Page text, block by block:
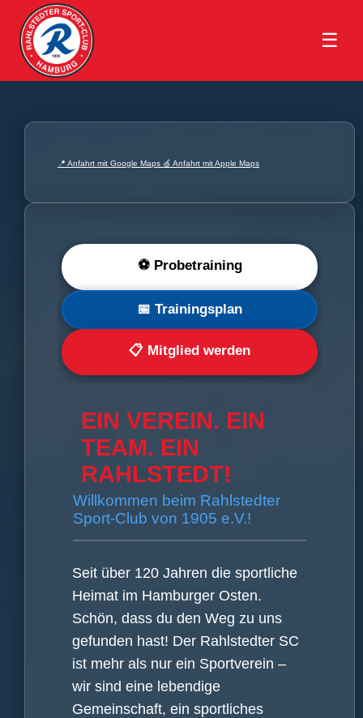
☰
📍 Anfahrt mit Google Maps 🍏 Anfahrt mit Apple Maps
⚽ Probetraining
📅 Trainingsplan
📋 Mitglied werden
EIN VEREIN. EIN
TEAM. EIN
RAHLSTEDT!
Willkommen beim Rahlstedter
Sport-Club von 1905 e.V.!
Seit über 120 Jahren die sportliche
Heimat im Hamburger Osten.
Schön, dass du den Weg zu uns
gefunden hast! Der Rahlstedter SC
ist mehr als nur ein Sportverein –
wir sind eine lebendige
Gemeinschaft, ein sportliches